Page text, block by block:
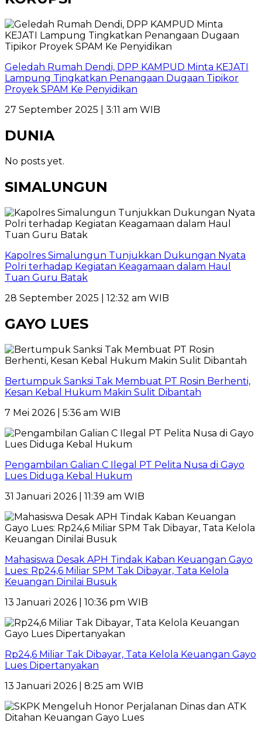
Geledah Rumah Dendi, DPP KAMPUD Minta KEJATI
Lampung Tingkatkan Penangaan Dugaan Tipikor
Proyek SPAM Ke Penyidikan
27 September 2025 | 3:11 am WIB
DUNIA
No posts yet.
SIMALUNGUN
Kapolres Simalungun Tunjukkan Dukungan Nyata
Polri terhadap Kegiatan Keagamaan dalam Haul
Tuan Guru Batak
28 September 2025 | 12:32 am WIB
GAYO LUES
Bertumpuk Sanksi Tak Membuat PT Rosin Berhenti,
Kesan Kebal Hukum Makin Sulit Dibantah
7 Mei 2026 | 5:36 am WIB
Pengambilan Galian C Ilegal PT Pelita Nusa di Gayo
Lues Diduga Kebal Hukum
31 Januari 2026 | 11:39 am WIB
Mahasiswa Desak APH Tindak Kaban Keuangan Gayo
Lues: Rp24,6 Miliar SPM Tak Dibayar, Tata Kelola
Keuangan Dinilai Busuk
13 Januari 2026 | 10:36 pm WIB
Rp24,6 Miliar Tak Dibayar, Tata Kelola Keuangan Gayo
Lues Dipertanyakan
13 Januari 2026 | 8:25 am WIB